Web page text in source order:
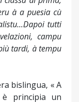
à a puesia cù
tutti
campu
tardi, à tempu
bislingua, « A
principia un